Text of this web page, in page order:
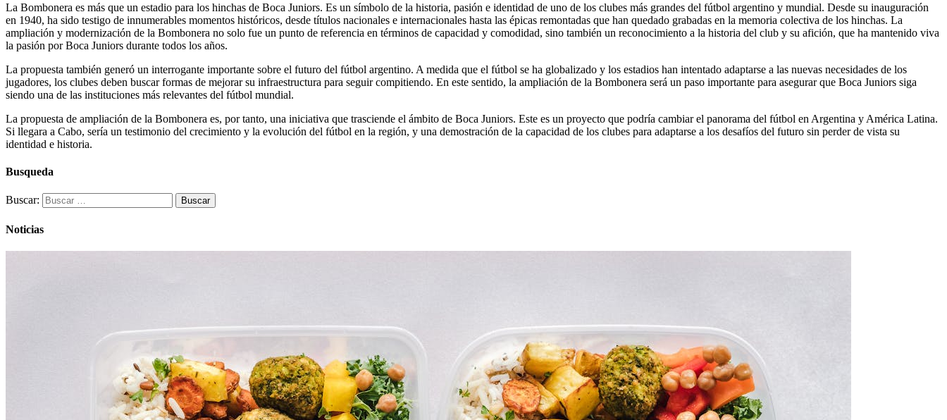
La Bombonera es más que un estadio para los hinchas de Boca Juniors. Es un símbolo de la historia, pasión e identidad de uno de los clubes más grandes del fútbol argentino y mundial. Desde su inauguración
en 1940, ha sido testigo de innumerables momentos históricos, desde títulos nacionales e internacionales hasta las épicas remontadas que han quedado grabadas en la memoria colectiva de los hinchas. La
ampliación y modernización de la Bombonera no solo fue un punto de referencia en términos de capacidad y comodidad, sino también un reconocimiento a la historia del club y su afición, que ha mantenido viva
la pasión por Boca Juniors durante todos los años.
La propuesta también generó un interrogante importante sobre el futuro del fútbol argentino. A medida que el fútbol se ha globalizado y los estadios han intentado adaptarse a las nuevas necesidades de los
jugadores, los clubes deben buscar formas de mejorar su infraestructura para seguir compitiendo. En este sentido, la ampliación de la Bombonera será un paso importante para asegurar que Boca Juniors siga
siendo una de las instituciones más relevantes del fútbol mundial.
La propuesta de ampliación de la Bombonera es, por tanto, una iniciativa que trasciende el ámbito de Boca Juniors. Este es un proyecto que podría cambiar el panorama del fútbol en Argentina y América Latina.
Si llegara a Cabo, sería un testimonio del crecimiento y la evolución del fútbol en la región, y una demostración de la capacidad de los clubes para adaptarse a los desafíos del futuro sin perder de vista su
identidad e historia.
Busqueda
Buscar:
Noticias